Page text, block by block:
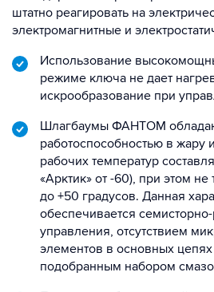
штатно реагировать на
электромагнитные и
Использование
режиме ключа не дает
искрообразование при
Шлагбаумы ФАНТОМ
работоспособностью в жару
рабочих температур
«Арктик» от -60), при этом не
до +50 градусов. Данная
обеспечивается
управления, отсутствием
элементов в основных
подобранным набором